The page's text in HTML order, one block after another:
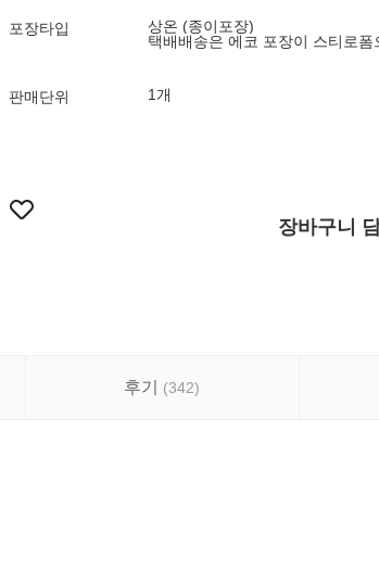
포장타입
상온 (종이포장)
택배배송은 에코 포장이 스티로폼
판매단위 1개
장바구니 담
후기 (342)